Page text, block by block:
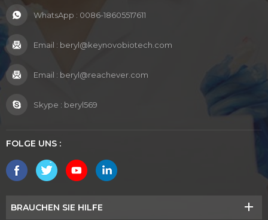
WhatsApp : 0086-18605517611
Email : beryl@keynovobiotech.com
Email : beryl@reachever.com
Skype : beryl569
FOLGE UNS :
BRAUCHEN SIE HILFE